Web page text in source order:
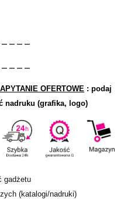
OFERTOWE : podaj
nadruku (grafika, logo)
gadżetu
(katalogi/nadruki)